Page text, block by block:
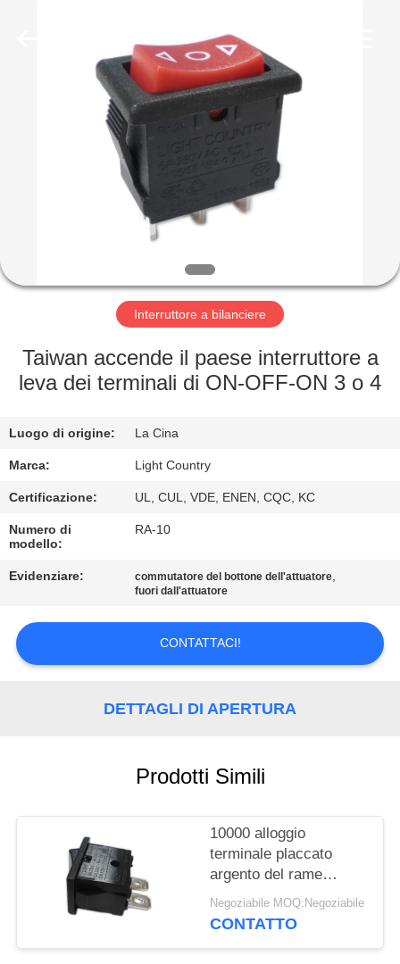
PRODOTTI
MOSTRA
VR
CIRCA
NOI
GIRO
DELLA
FABBRICA
CONTROLLO
DI
CONTATTICI
MAPPA
PRIVACY
Interruttore a bilanciere
Taiwan accende il paese interruttore a
leva dei terminali di ON-OFF-ON 3 o 4
Luogo di origine: La Cina
Marca: Light Country
Certificazione: UL, CUL, VDE, ENEN, CQC, KC
Numero di
modello:
RA-10
Evidenziare: commutatore del bottone dell'attuatore,
fuori dall'attuatore
CONTATTACI!
DETTAGLI DI APERTURA
Prodotti Simili
10000 alloggio
terminale placcato
argento del rame
PA66/PC
dell'interruttore a leva
Negoziabile MOQ:Negoziabile
CONTATTO